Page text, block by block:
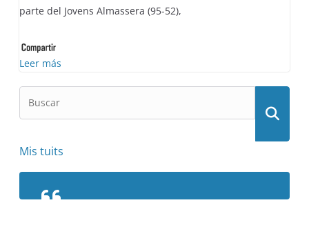
parte del Jovens Almassera (95-52),
Leer más
Mis tuits